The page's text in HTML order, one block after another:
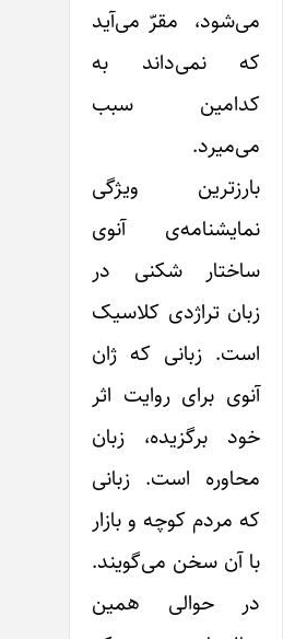
می‌شود، مقرّ می‌آید
که نمی‌داند به
کدامین سبب
می‌میرد.
بارزترین ویژگی
نمایشنامه‌ی آنوی
ساختار شکنی در
زبان تراژدی کلاسیک
است. زبانی که ژان
آنوی برای روایت اثر
خود بر‌گزیده، زبان
محاوره است. زبانی
که مردم کوچه و بازار
با آن سخن می‌گویند.
در حوالی همین